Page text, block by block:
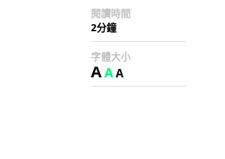
閱讀時間
2分鐘
字體大小
AAA